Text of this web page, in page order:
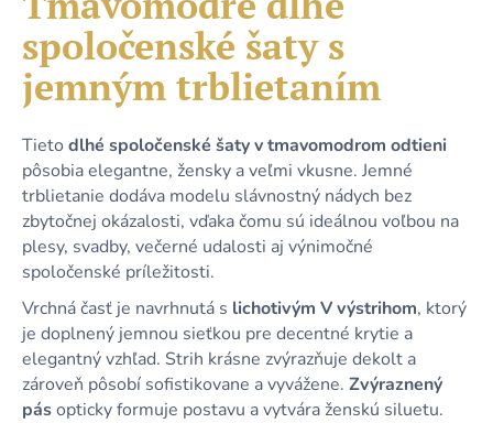
z
5
hviezdičiek.
spoločenské šaty s
jemným trblietaním
Tieto dlhé spoločenské šaty v tmavomodrom odtieni
pôsobia elegantne, žensky a veľmi vkusne. Jemné
trblietanie dodáva modelu slávnostný nádych bez
zbytočnej okázalosti, vďaka čomu sú ideálnou voľbou na
plesy, svadby, večerné udalosti aj výnimočné
spoločenské príležitosti.
Vrchná časť je navrhnutá s lichotivým V výstrihom, ktorý
je doplnený jemnou sieťkou pre decentné krytie a
elegantný vzhľad. Strih krásne zvýrazňuje dekolt a
zároveň pôsobí sofistikovane a vyvážene. Zvýraznený
pásopticky formuje postavu a vytvára ženskú siluetu.
a
m
e
DLHÉ
ČIERNE
TRBLIETAVÉ
TYLOVÉ
ŠATY
S
PREKLADANÝM
DEKOLTOM
VIAZANÍM
64,90
€